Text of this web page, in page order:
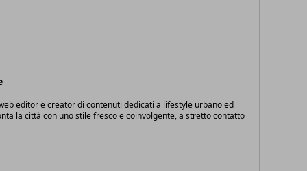
editor e creator di contenuti dedicati a lifestyle urbano ed
la città con uno stile fresco e coinvolgente, a stretto contatto